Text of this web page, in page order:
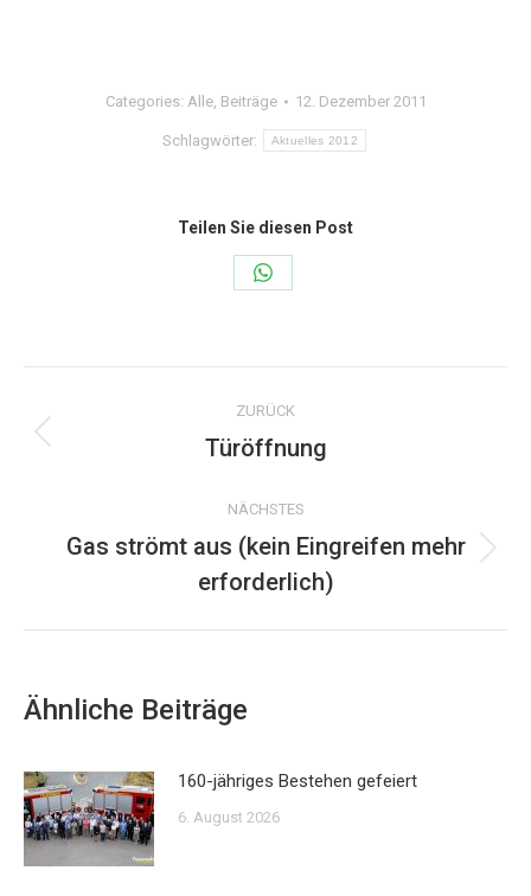
Categories: Alle, Beiträge 12. Dezember 2011
Schlagwörter: Aktuelles 2012
Teilen Sie diesen Post
Share
WhatsApp
Kommentarnavigation
ZURÜCK
Vorheriger
Türöffnung
NÄCHSTES
Nächster
Beitrag:
Gas strömt aus (kein Eingreifen mehr
erforderlich)
Ähnliche Beiträge
160-jähriges Bestehen gefeiert
6. August 2026